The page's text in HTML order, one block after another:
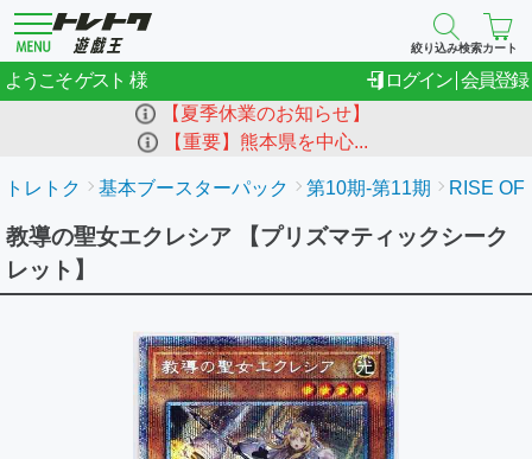
絞り込み検索カート
ようこそゲスト ログイン 会員登録
【夏季休業のお知らせ】
【重要】熊本県を中心...
トレトク 基本ブースターパック 第10期-第11期 RISE
教導の聖女エクレシア 【プリズマティックシーク
レット】